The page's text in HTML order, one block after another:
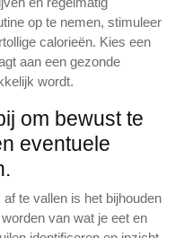
op te nemen, stimuleer
calorieën. Kies een
aan een gezonde
wordt.
om bewust te
eventuele
te vallen is het bijhouden
van wat je eet en